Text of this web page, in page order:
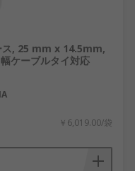
, 25 mm x 14.5mm,
ケーブルタイ対応
￥6,019.00/袋